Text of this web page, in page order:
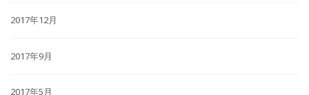
2017年12月
2017年9月
2017年5月